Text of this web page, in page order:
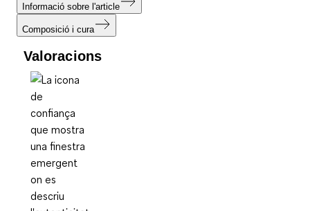
Informació sobre l'article
Composició i cura
Valoracions